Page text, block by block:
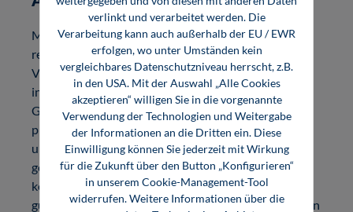
Mit der o. g. Vermarktung Ihres Buchs über unsere
reichweitenstarken Medien erfolgt auch eine
Vermarktung Ihrer Person als Expertin oder Experte
in Ihrer Zielbranche oder Fachcommunity.
Gleichzeitig kann das Buch beispielsweise auch als
professionelle Seminarunterlage eingesetzt werden
und unterstützt Sie bei der Kundenbindung und -
gewinnung. Gerne fördern wir die Maßnahmen mit
kostenlosen Autorenexemplaren und einem
günstigen Autorenrabatt. Selbstverständlich erhalten
verlinkt und verarbeitet werden. Die
Verarbeitung kann auch außerhalb der EU / EWR
erfolgen, wo unter Umständen kein
vergleichbares Datenschutzniveau herrscht, z.B.
in den USA. Mit der Auswahl „Alle Cookies
akzeptieren“ willigen Sie in die vorgenannte
Verwendung der Technologien und Weitergabe
der Informationen an die Dritten ein. Diese
Einwilligung können Sie jederzeit mit Wirkung
für die Zukunft über den Button „Konfigurieren“
in unserem Cookie-Management-Tool
widerrufen. Weitere Informationen über die